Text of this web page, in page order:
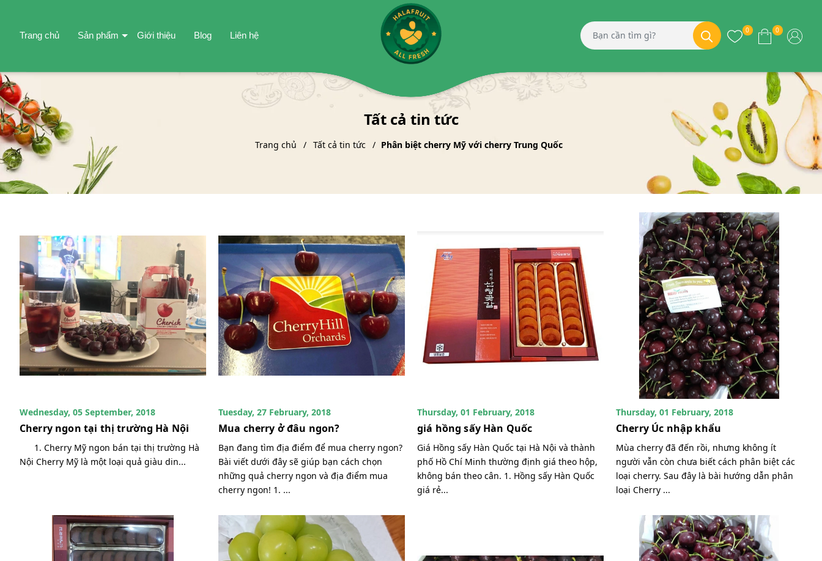
Trang chủ Sản phẩm Giới thiệu Blog Liên hệ 0 0
Tất cả tin tức
Trang chủ Tất cả tin tức Phân biệt cherry Mỹ với cherry Trung Quốc
Wednesday, 05 September, 2018
Cherry ngon tại thị trường Hà Nội
1. Cherry Mỹ ngon bán tại thị trường Hà
Nội Cherry Mỹ là một loại quả giàu din...
Tuesday, 27 February, 2018
Mua cherry ở đâu ngon?
Bạn đang tìm địa điểm để mua cherry ngon?
Bài viết dưới đây sẽ giúp bạn cách chọn
những quả cherry ngon và địa điểm mua
cherry ngon! 1. ...
Thursday, 01 February, 2018
giá hồng sấy Hàn Quốc
Giá Hồng sấy Hàn Quốc tại Hà Nội và thành
phố Hồ Chí Minh thường định giá theo hộp,
không bán theo cân. 1. Hồng sấy Hàn Quốc
giá rẻ...
Thursday, 01 February, 2018
Cherry Úc nhập khẩu
Mùa cherry đã đến rồi, nhưng không ít
người vẫn còn chưa biết cách phân biệt các
loại cherry. Sau đây là bài hướng dẫn phân
loại Cherry ...